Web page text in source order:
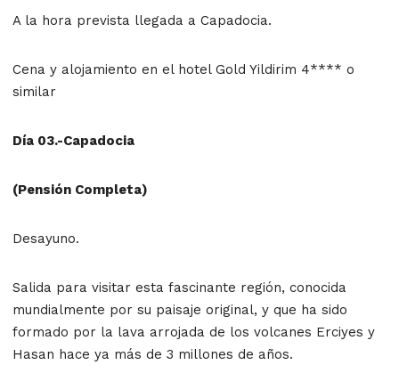
A la hora prevista llegada a Capadocia.
Cena y alojamiento en el hotel Gold Yildirim 4**** o
similar
Día 03.-Capadocia
(Pensión Completa)
Desayuno.
Salida para visitar esta fascinante región, conocida
mundialmente por su paisaje original, y que ha sido
formado por la lava arrojada de los volcanes Erciyes y
Hasan hace ya más de 3 millones de años.